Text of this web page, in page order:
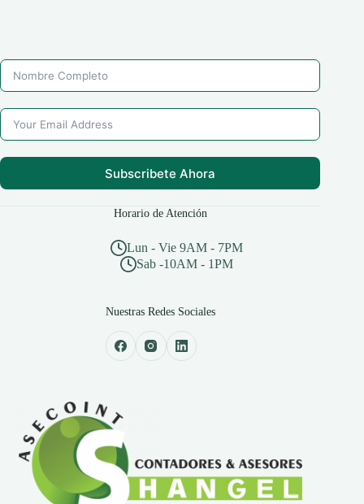
Subscribete Ahora
Horario de Atención
Lun - Vie 9AM - 7PM
Sab -10AM - 1PM
Nuestras Redes Sociales